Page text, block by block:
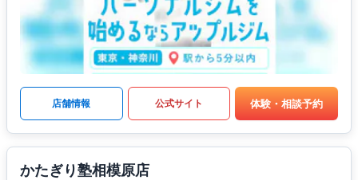
店舗情報 公式サイト 体験・相談予約
かたぎり塾相模原店